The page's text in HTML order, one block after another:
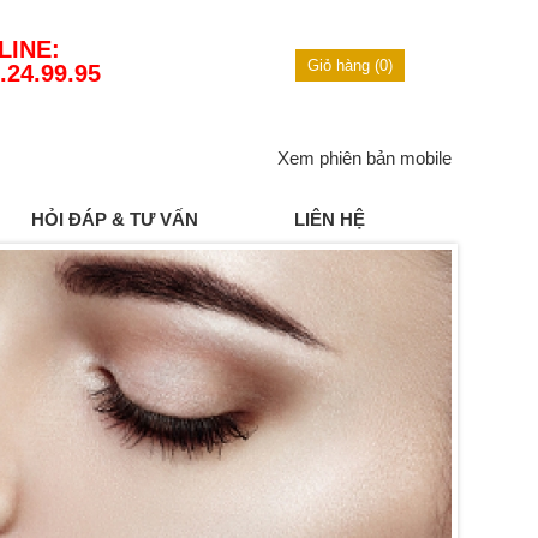
Giỏ hàng (0)
Xem phiên bản mobile
HỎI ĐÁP & TƯ VẤN LIÊN HỆ